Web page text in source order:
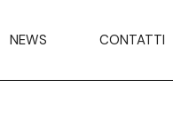
NEWS CONTATTI